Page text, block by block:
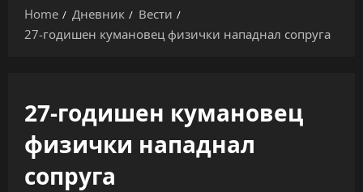
Home Дневник
Вести
27-годишен кумановец физички нападнал сопруга
27-годишен кумановец
физички нападнал
сопруга